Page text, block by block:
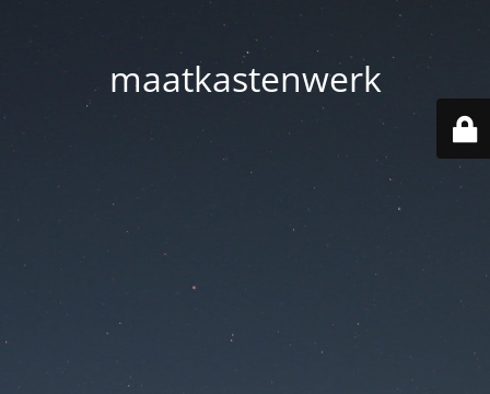
maatkastenwerk